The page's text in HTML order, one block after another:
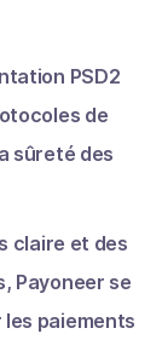
PSD2
de
sûreté des
claire et des
Payoneer se
paiements